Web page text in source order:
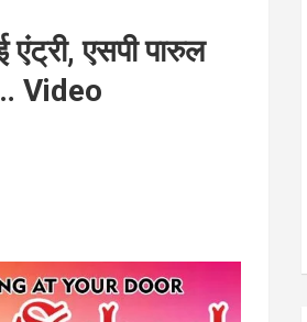
एसपी पारुल
Video